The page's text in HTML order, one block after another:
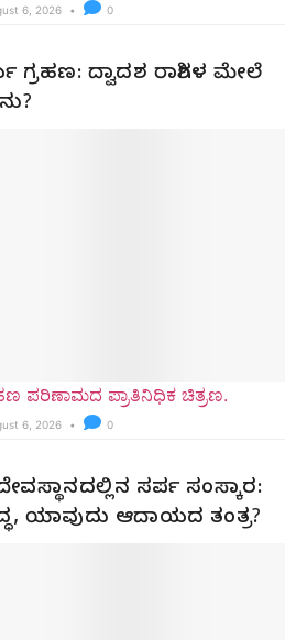
6, 2026 0
ಗ್ರಹಣ: ದ್ವಾದಶ ರಾಶಿಗಳ ಮೇಲೆ
ಪರಿಣಾಮದ ಪ್ರಾತಿನಿಧಿಕ ಚಿತ್ರಣ.
6, 2026 0
ಸರ್ಪ ಸಂಸ್ಕಾರ:
ಯಾವುದು ಆದಾಯದ ತಂತ್ರ?